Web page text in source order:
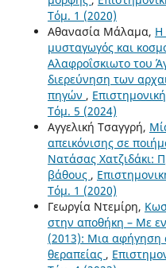
Τόμ. 1 (2020)
Αθανασία Μάλαμα, Η
μυσταγωγός και
Αλαφροΐσκιωτο του
διερεύνηση των
πηγών ,
Τόμ. 5 (2024)
Αγγελική Τσαγγρή,
απεικόνισης σε
Νατάσας Χατζιδάκι:
βάθους ,
Τόμ. 1 (2020)
Γεωργία Ντεμίρη,
στην αποθήκη – Με
(2013): Μια αφήγηση
θεραπείας ,